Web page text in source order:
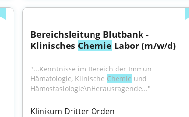
Bereichsleitung Blutbank -
Klinisches Chemie Labor (m/w/d)
"...Kenntnisse im Bereich der Immun-
Hämatologie, Klinische Chemie und
Hämostasiologie\nHerausragende..."
Klinikum Dritter Orden